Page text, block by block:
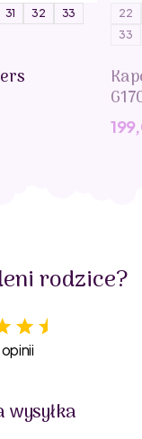
31 32
33
22
33
rodzice?
wysyłka